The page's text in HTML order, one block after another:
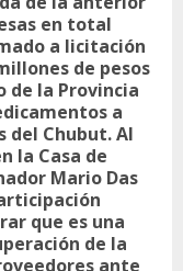
en total
a licitación
de pesos
de la Provincia
a
del Chubut. Al
la Casa de
Mario Das
que es una
de la
ante